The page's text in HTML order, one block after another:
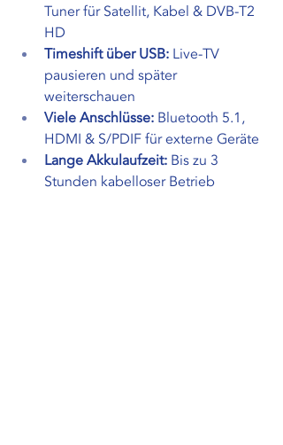
Tuner für Satellit, Kabel & DVB-T2
HD
Timeshift über USB: Live-TV
pausieren und später
weiterschauen
Viele Anschlüsse: Bluetooth 5.1,
HDMI & S/PDIF für externe Geräte
Lange Akkulaufzeit: Bis zu 3
Stunden kabelloser Betrieb